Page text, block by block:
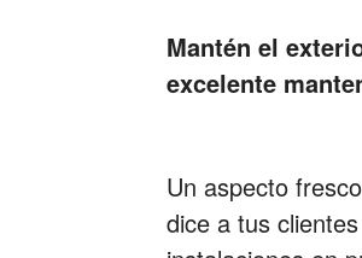
Mantén el
excelente
Un aspecto
dice a tus